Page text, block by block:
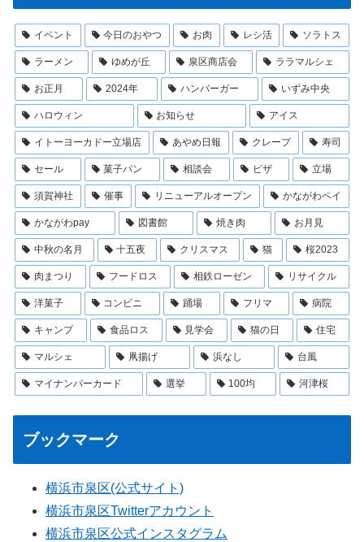
イベント 今日のおやつ お肉 レシ活 ソラトス
ラーメン ゆめが丘 泉区商店会 ララマルシェ
お正月 2024年 ハンバーガー いずみ中央
ハロウィン お知らせ アイス
イトーヨーカドー立場店 あやめ日報 クレープ 寿司
セール 菓子パン 相談会 ピザ 立場
須賀神社 催事 リニューアルオープン かながわペイ
かながわpay 図書館 焼き肉 お月見
中秋の名月 十五夜 クリスマス 猫 桜2023
肉まつり フードロス 相鉄ローゼン リサイクル
洋菓子 コンビニ 踊場 フリマ 病院
キャンプ 食品ロス 見学会 猫の日 住宅
マルシェ 凧揚げ 浜なし 台風
マイナンバーカード 選挙 100均 河津桜
ブックマーク
横浜市泉区(公式サイト)
横浜市泉区Twitterアカウント
横浜市泉区公式インスタグラム